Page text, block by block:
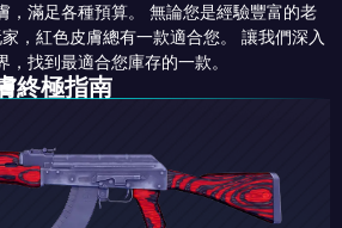
，滿足各種預算。 無論您是經驗豐富的老
，紅色皮膚總有一款適合您。 讓我們深入
找到最適合您庫存的一款。
終極指南